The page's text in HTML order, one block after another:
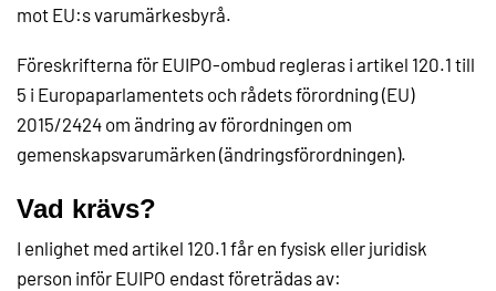
mot EU:s varumärkesbyrå.
Föreskrifterna för EUIPO-ombud regleras i artikel 120.1 till
5 i Europaparlamentets och rådets förordning (EU)
2015/2424 om ändring av förordningen om
gemenskapsvarumärken (ändringsförordningen).
Vad krävs?
I enlighet med artikel 120.1 får en fysisk eller juridisk
person inför EUIPO endast företrädas av: